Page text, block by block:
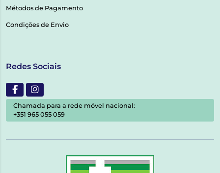
Métodos de Pagamento
Condições de Envio
Redes Sociais
Chamada para a rede móvel nacional:
+351 965 055 059